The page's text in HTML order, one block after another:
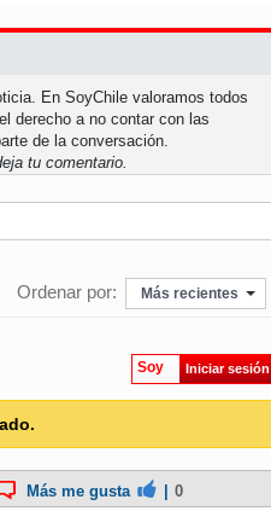
En SoyChile valoramos todos
derecho a no contar con las
de la conversación.
tu comentario.
Ordenar por: Más recientes
Soy Iniciar sesión
Más me gusta 0